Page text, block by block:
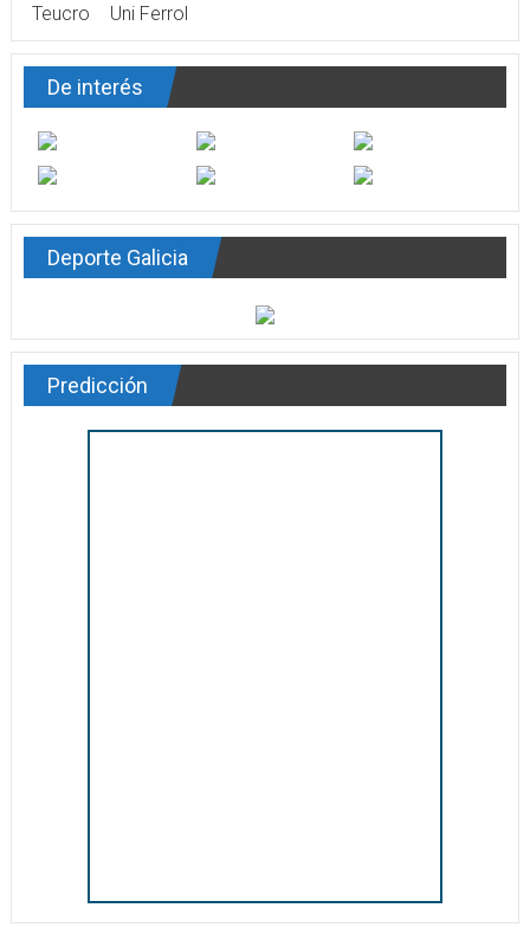
Teucro
Uni Ferrol
De interés
Deporte Galicia
Predicción